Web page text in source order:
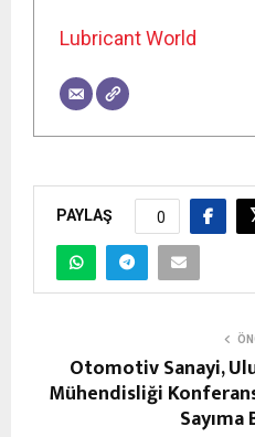
Lubricant World
PAYLAŞ 0
Otomotiv Sanayi,
Mühendisliği
Sayıma